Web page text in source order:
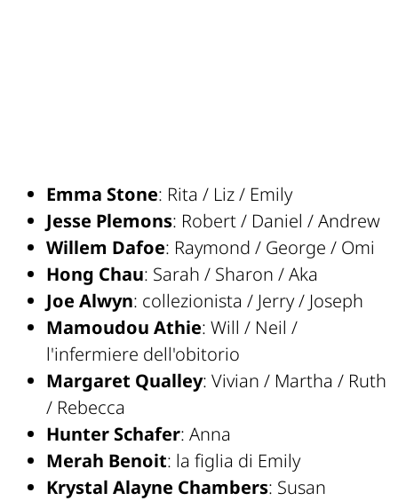
Emma Stone: Rita / Liz / Emily
Jesse Plemons: Robert / Daniel / Andrew
Willem Dafoe: Raymond / George / Omi
Hong Chau: Sarah / Sharon / Aka
Joe Alwyn: collezionista / Jerry / Joseph
Mamoudou Athie: Will / Neil /
l'infermiere dell'obitorio
Margaret Qualley: Vivian / Martha / Ruth
/ Rebecca
Hunter Schafer: Anna
Merah Benoit: la figlia di Emily
Krystal Alayne Chambers: Susan